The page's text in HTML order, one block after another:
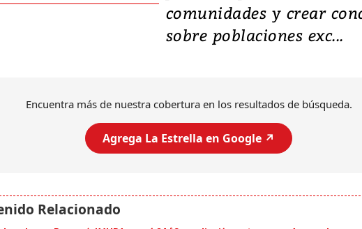
comunidades y crear
sobre poblaciones exc...
Encuentra más de nuestra cobertura en los resultados de búsqueda.
Agrega La Estrella en Google ↗️
al sur de Japón,